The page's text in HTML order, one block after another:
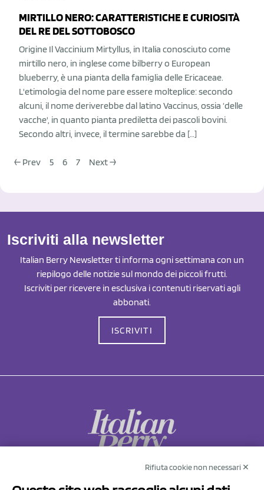
MIRTILLO NERO: CARATTERISTICHE E CURIOSITÀ
DEL RE DEL SOTTOBOSCO
Origine Il Vaccinium Mirtyllus, in Italia conosciuto come
mirtillo nero, in inglese come bilberry o European
blueberry, è una pianta della famiglia delle Ericaceae.
L'etimologia del nome pare essere molteplice: secondo
alcuni, il nome deriverebbe dal latino Vaccinus, ossia ‘delle
vacche', in quanto pianta prediletta dei pascoli bovini.
Secondo altri, invece, il termine sarebbe da […]
← Prev 5 6 7 Next →
Iscriviti alla newsletter
Italian Berry Newsletter ti informa ogni settimana con un
riepilogo delle notizie sul mondo dei piccoli frutti.
Iscriviti per ricevere in esclusiva i contenuti riservati agli
abbonati.
ISCRIVITI
Rifiuta cookie non necessari ✕